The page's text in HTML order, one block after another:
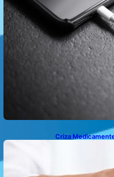
Criza
Înseamnă